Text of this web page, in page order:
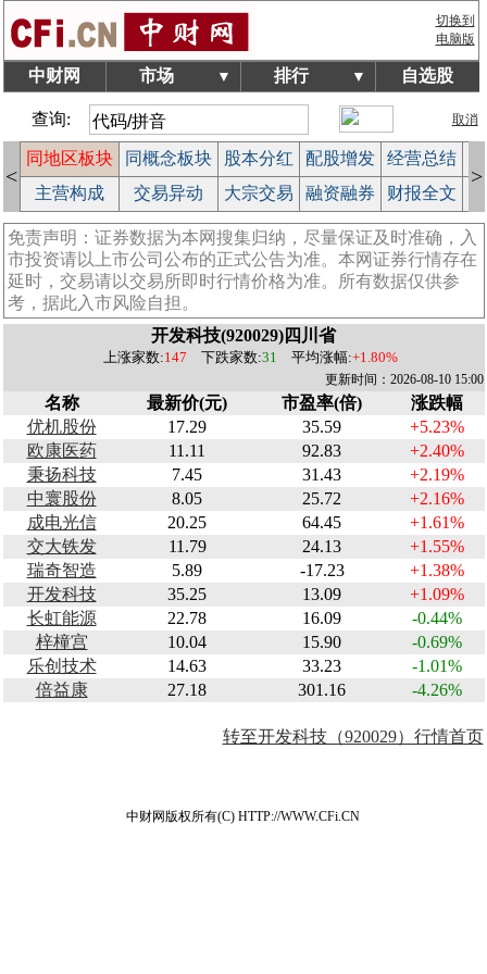
切换到
电脑版
中财网 市场 ▼ 排行 ▼ 自选股
查询: 取消
<
同地区板块 同概念板块 股本分红 配股增发 经营总结
主营构成 交易异动 大宗交易 融资融券 财报全文
>
免责声明：证券数据为本网搜集归纳，尽量保证及时准确，入
市投资请以上市公司公布的正式公告为准。本网证券行情存在
延时，交易请以交易所即时行情价格为准。所有数据仅供参
考，据此入市风险自担。
开发科技(920029)四川省
上涨家数:147 下跌家数:31 平均涨幅:+1.80%
更新时间：2026-08-10 15:00
名称 最新价(元) 市盈率(倍)
涨跌幅
优机股份
17.29 35.59
+5.23%
欧康医药
11.11 92.83
+2.40%
秉扬科技
7.45 31.43
+2.19%
中寰股份
8.05 25.72
+2.16%
成电光信
20.25 64.45
+1.61%
交大铁发
11.79 24.13
+1.55%
瑞奇智造
5.89 -17.23
+1.38%
开发科技
35.25 13.09
+1.09%
长虹能源
22.78 16.09
-0.44%
梓橦宫
10.04 15.90
-0.69%
乐创技术
14.63 33.23
-1.01%
倍益康
27.18 301.16 -4.26%
转至开发科技（920029）行情首页
中财网版权所有(C) HTTP://WWW.CFi.CN